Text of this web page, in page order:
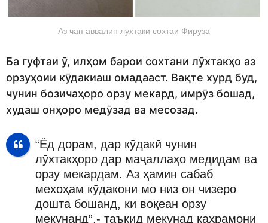
Аз чап аввалин лӯхтаки сохтаи Фирӯза
Ба гуфтаи ӯ, илҳом барои сохтани лӯхтакҳо аз
орзуҳоии кӯдакиаш омадааст. Вақте хурд буд,
чунин бозичаҳоро орзу мекард, имрӯз бошад,
худаш онҳоро медӯзад ва месозад.
“Ёд дорам, дар кӯдакӣ чунин
лӯхтакҳоро дар маҷаллаҳо медидам ва
орзу мекардам. Аз ҳамин сабаб
мехоҳам кӯдакони мо низ он чизеро
дошта бошанд, ки воқеан орзу
мекунанд”,- таъкид мекунад қаҳрамони